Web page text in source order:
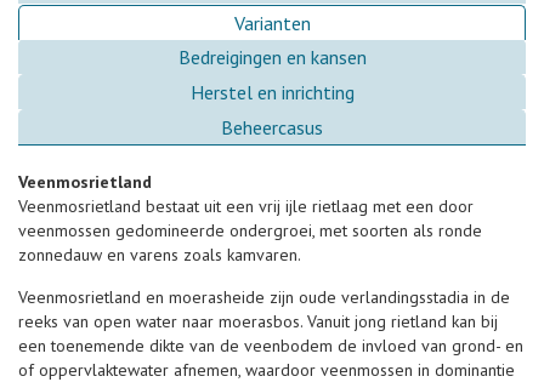
Varianten
Bedreigingen en kansen
Herstel en inrichting
Beheercasus
Veenmosrietland
Veenmosrietland bestaat uit een vrij ijle rietlaag met een door
veenmossen gedomineerde ondergroei, met soorten als ronde
zonnedauw en varens zoals kamvaren.
Veenmosrietland en moerasheide zijn oude verlandingsstadia in de
reeks van open water naar moerasbos. Vanuit jong rietland kan bij
een toenemende dikte van de veenbodem de invloed van grond- en
of oppervlaktewater afnemen, waardoor veenmossen in dominantie